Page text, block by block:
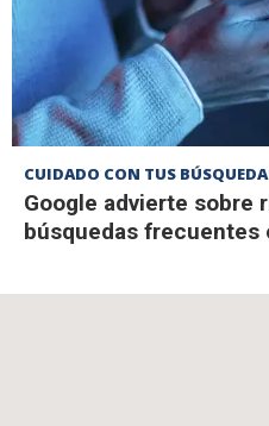
CUIDADO CON TUS
Google advierte sobre
búsquedas frecuentes